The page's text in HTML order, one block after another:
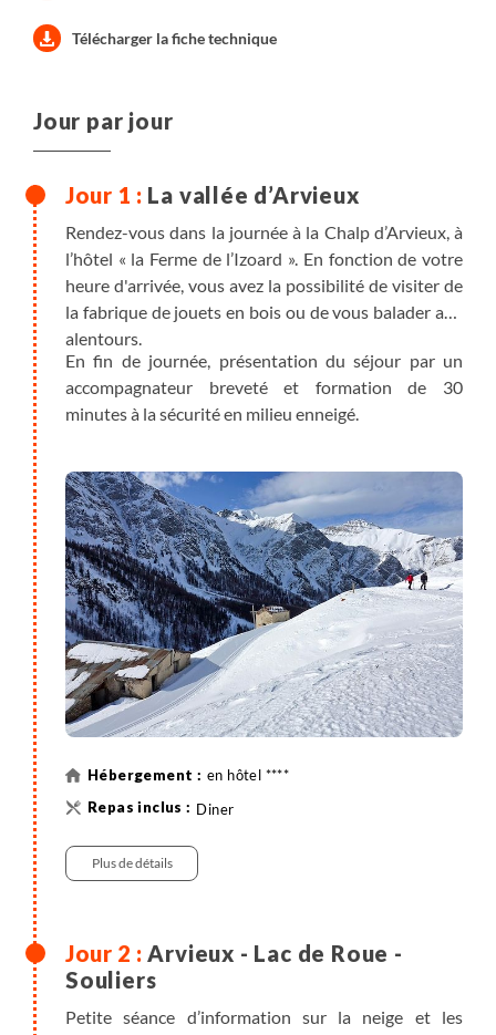
Télécharger la fiche technique
Jour par jour
La vallée d’Arvieux
Rendez-vous dans la journée à la Chalp d’Arvieux, à
l’hôtel « la Ferme de l’Izoard ». En fonction de votre
heure d'arrivée, vous avez la possibilité de visiter de
la fabrique de jouets en bois ou de vous balader aux
alentours.
En fin de journée, présentation du séjour par un
accompagnateur breveté et formation de 30
minutes à la sécurité en milieu enneigé.
en hôtel ****
Diner
Plus de détails
Arvieux - Lac de Roue -
Souliers
Petite séance d’information sur la neige et les